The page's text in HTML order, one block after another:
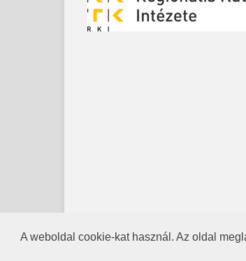
A weboldal cookie-kat használ. Az oldal